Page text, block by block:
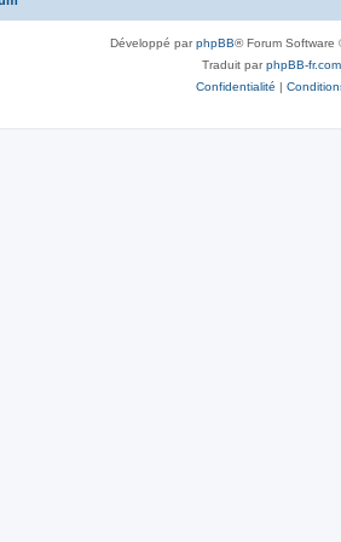
Développé parphpBB® Forum Software
Traduit parphpBB-fr.com
Confidentialité |